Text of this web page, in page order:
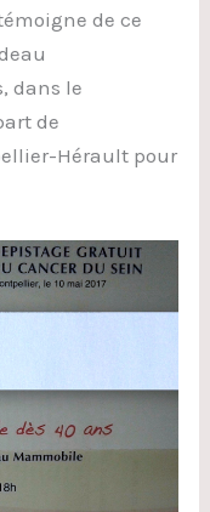
de ce
dans le
de
Hérault pour